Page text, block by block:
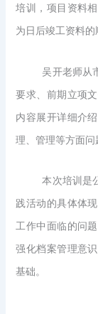
培训，项目资料
为日后竣工资料的
吴开老师从
要求、前期立项
内容展开详细介
理、管理等方面问
本次培训是
践活动的具体体
工作中面临的问
强化档案管理意
基础。